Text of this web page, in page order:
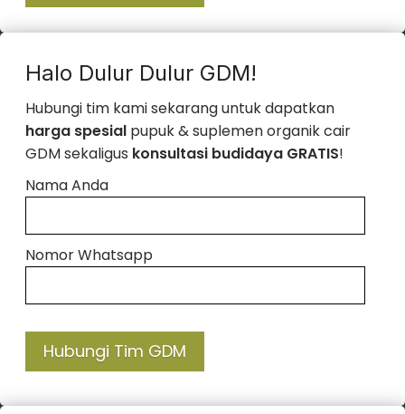
Halo Dulur Dulur GDM!
Hubungi tim kami sekarang untuk dapatkan
harga spesial pupuk & suplemen organik cair
GDM sekaligus konsultasi budidaya GRATIS!
Nama Anda
Nomor Whatsapp
Hubungi Tim GDM